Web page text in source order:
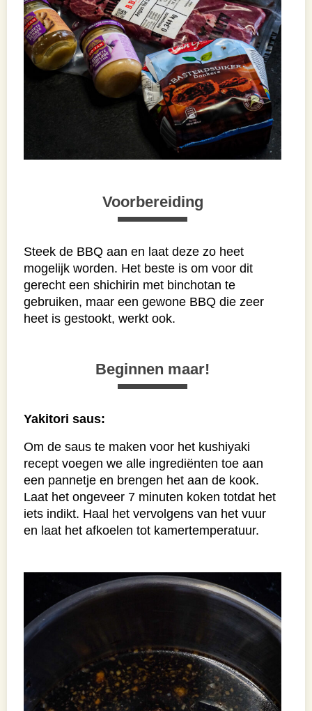
Voorbereiding
Steek de BBQ aan en laat deze zo heet
mogelijk worden. Het beste is om voor dit
gerecht een shichirin met binchotan te
gebruiken, maar een gewone BBQ die zeer
heet is gestookt, werkt ook.
Beginnen maar!
Yakitori saus:
Om de saus te maken voor het kushiyaki
recept voegen we alle ingrediënten toe aan
een pannetje en brengen het aan de kook.
Laat het ongeveer 7 minuten koken totdat het
iets indikt. Haal het vervolgens van het vuur
en laat het afkoelen tot kamertemperatuur.